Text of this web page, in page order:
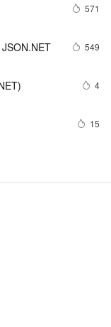
571
549
4
15
方法
化